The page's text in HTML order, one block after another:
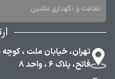
نظافت و نگهداری ماشین
تهران، خیابان ملت ،
فاتح، پلاک ۶ ، واحد ۸